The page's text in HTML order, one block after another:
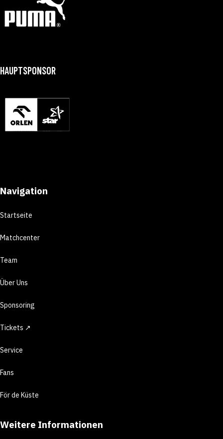
HAUPTSPONSOR
Navigation
Startseite
Matchcenter
Team
Über Uns
Sponsoring
Tickets ↗
Service
Fans
För de Küste
Weitere Informationen